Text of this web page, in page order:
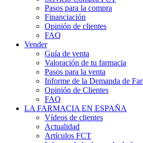
Pasos para la compra
Financiación
Opinión de clientes
FAQ
Vender
Guía de venta
Valoración de tu farmacia
Pasos para la venta
Informe de la Demanda de
Opinión de Clientes
FAQ
LA FARMACIA EN ESPAÑA
Vídeos de clientes
Actualidad
Artículos FCT